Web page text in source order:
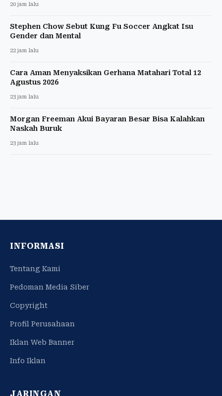
20 jam lalu
Stephen Chow Sebut Kung Fu Soccer Angkat Isu
Gender dan Mental
22 jam lalu
Cara Aman Menyaksikan Gerhana Matahari Total 12
Agustus 2026
23 jam lalu
Morgan Freeman Akui Bayaran Besar Bisa Kalahkan
Naskah Buruk
23 jam lalu
INFORMASI
Tentang Kami
Pedoman Media Siber
Copyright
Profil Perusahaan
Iklan Web Banner
Info Iklan
JARINGAN